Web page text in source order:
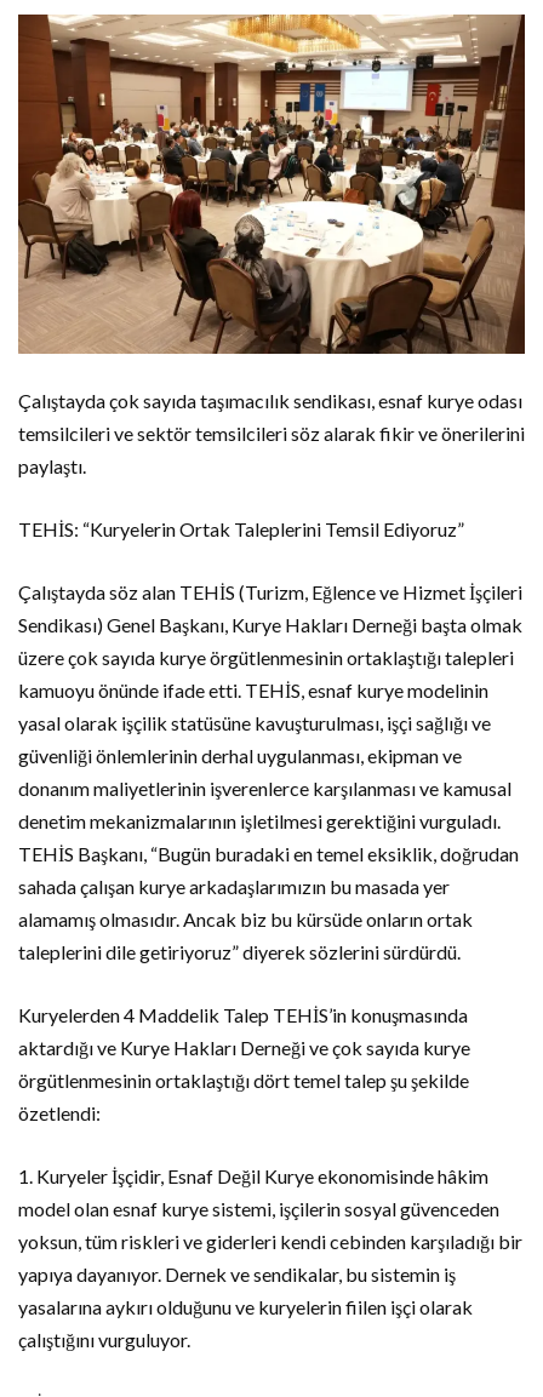
Çalıştayda çok sayıda taşımacılık sendikası, esnaf kurye odası
temsilcileri ve sektör temsilcileri söz alarak fikir ve önerilerini
paylaştı.
TEHİS: “Kuryelerin Ortak Taleplerini Temsil Ediyoruz”
Çalıştayda söz alan TEHİS (Turizm, Eğlence ve Hizmet İşçileri
Sendikası) Genel Başkanı, Kurye Hakları Derneği başta olmak
üzere çok sayıda kurye örgütlenmesinin ortaklaştığı talepleri
kamuoyu önünde ifade etti. TEHİS, esnaf kurye modelinin
yasal olarak işçilik statüsüne kavuşturulması, işçi sağlığı ve
güvenliği önlemlerinin derhal uygulanması, ekipman ve
donanım maliyetlerinin işverenlerce karşılanması ve kamusal
denetim mekanizmalarının işletilmesi gerektiğini vurguladı.
TEHİS Başkanı, “Bugün buradaki en temel eksiklik, doğrudan
sahada çalışan kurye arkadaşlarımızın bu masada yer
alamamış olmasıdır. Ancak biz bu kürsüde onların ortak
taleplerini dile getiriyoruz” diyerek sözlerini sürdürdü.
Kuryelerden 4 Maddelik Talep TEHİS’in konuşmasında
aktardığı ve Kurye Hakları Derneği ve çok sayıda kurye
örgütlenmesinin ortaklaştığı dört temel talep şu şekilde
özetlendi:
1. Kuryeler İşçidir, Esnaf Değil Kurye ekonomisinde hâkim
model olan esnaf kurye sistemi, işçilerin sosyal güvenceden
yoksun, tüm riskleri ve giderleri kendi cebinden karşıladığı bir
yapıya dayanıyor. Dernek ve sendikalar, bu sistemin iş
yasalarına aykırı olduğunu ve kuryelerin fiilen işçi olarak
çalıştığını vurguluyor.